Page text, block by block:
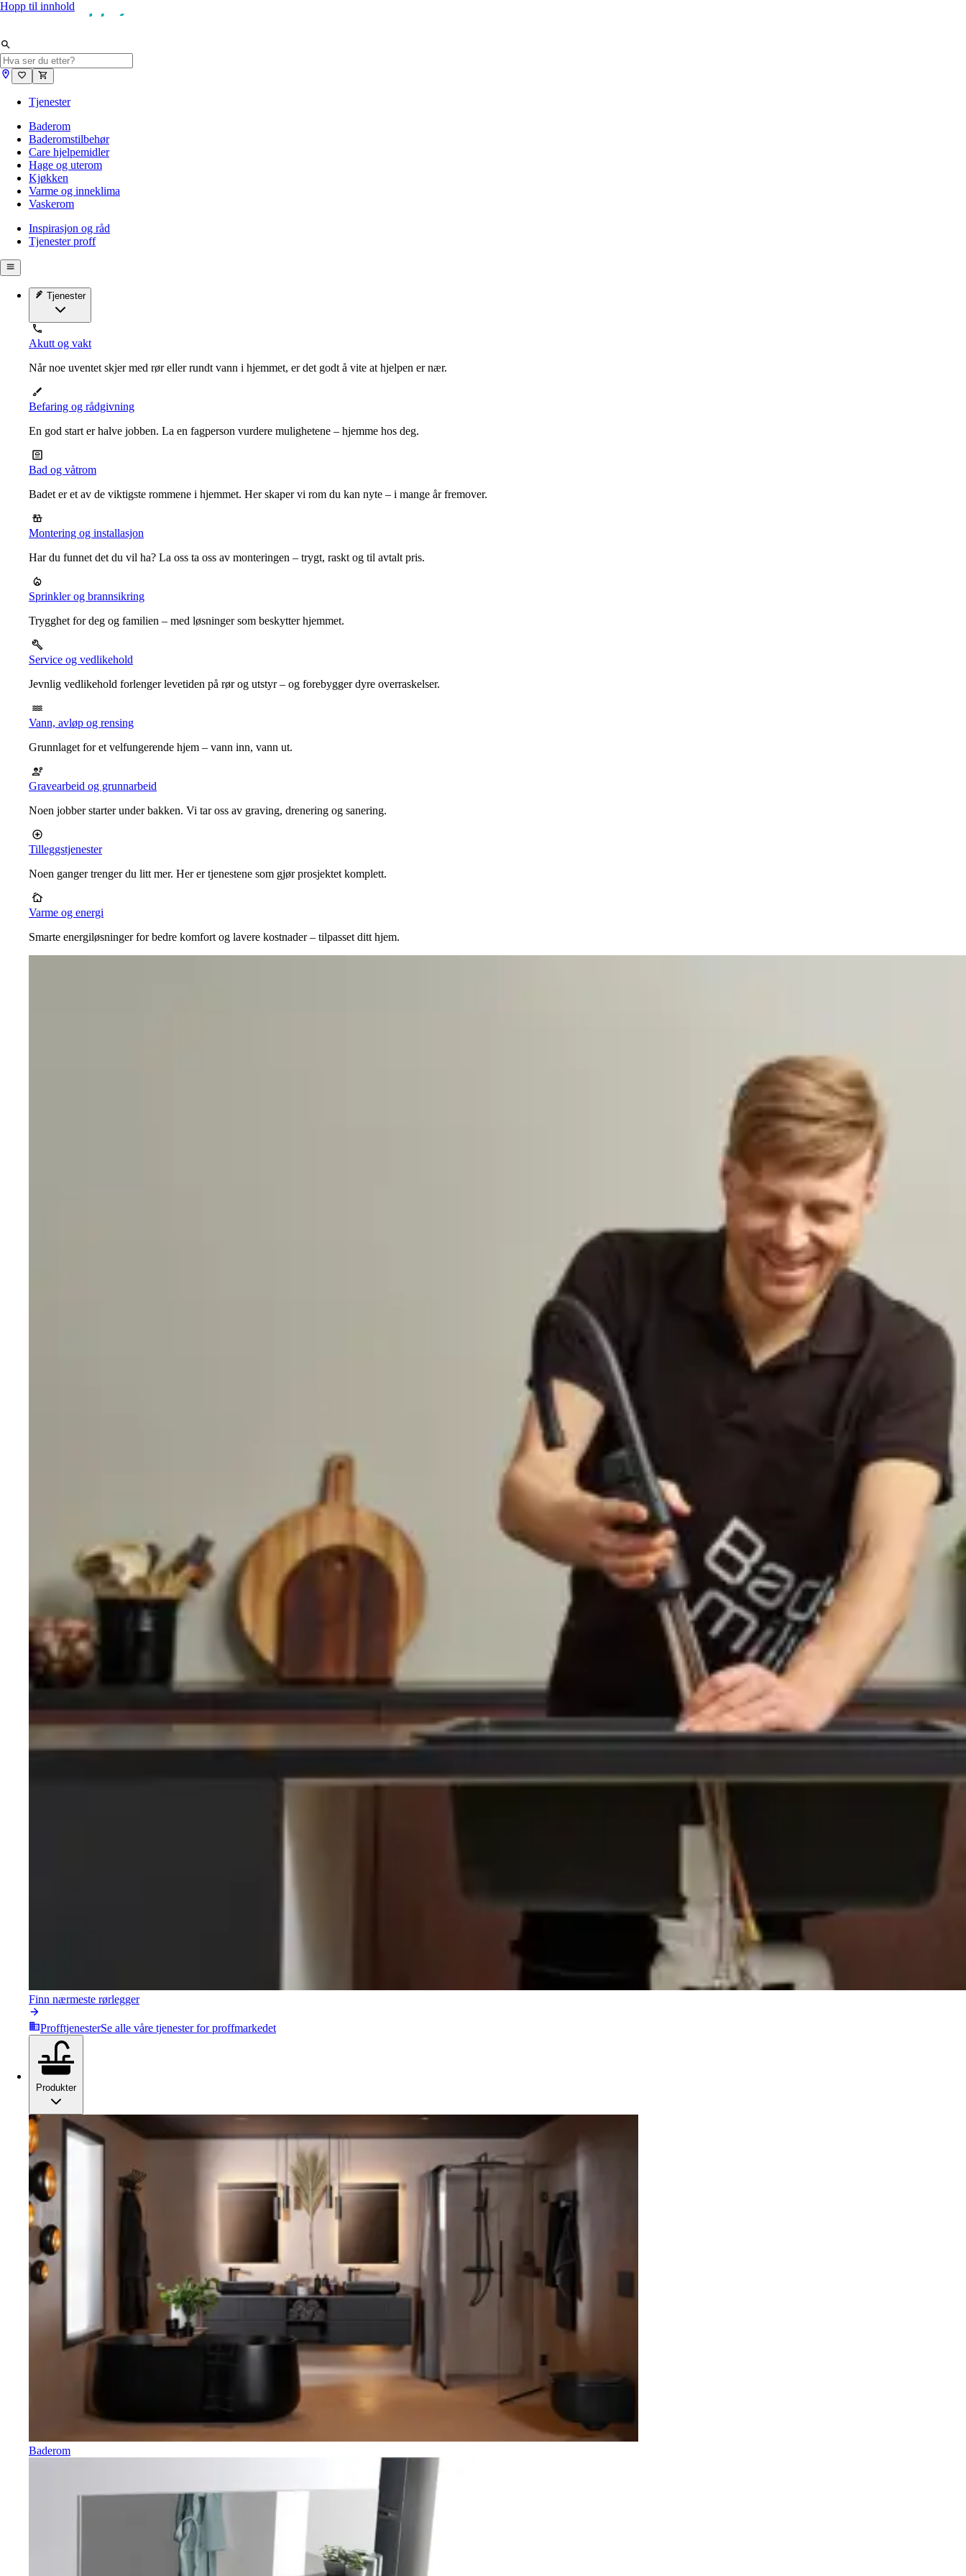
Hopp til innhold
Tjenester
Baderom
Baderomstilbehør
Care hjelpemidler
Hage og uterom
Kjøkken
Varme og inneklima
Vaskerom
Inspirasjon og råd
Tjenester proff
Tjenester
Akutt og vakt
Når noe uventet skjer med rør eller rundt vann i hjemmet, er det godt å vite at hjelpen er nær.
Befaring og rådgivning
En god start er halve jobben. La en fagperson vurdere mulighetene – hjemme hos deg.
Bad og våtrom
Badet er et av de viktigste rommene i hjemmet. Her skaper vi rom du kan nyte – i mange år fremover.
Montering og installasjon
Har du funnet det du vil ha? La oss ta oss av monteringen – trygt, raskt og til avtalt pris.
Sprinkler og brannsikring
Trygghet for deg og familien – med løsninger som beskytter hjemmet.
Service og vedlikehold
Jevnlig vedlikehold forlenger levetiden på rør og utstyr – og forebygger dyre overraskelser.
Vann, avløp og rensing
Grunnlaget for et velfungerende hjem – vann inn, vann ut.
Gravearbeid og grunnarbeid
Noen jobber starter under bakken. Vi tar oss av graving, drenering og sanering.
Tilleggstjenester
Noen ganger trenger du litt mer. Her er tjenestene som gjør prosjektet komplett.
Varme og energi
Smarte energiløsninger for bedre komfort og lavere kostnader – tilpasset ditt hjem.
Finn nærmeste rørlegger
ProfftjenesterSe alle våre tjenester for proffmarkedet
Produkter
Baderom